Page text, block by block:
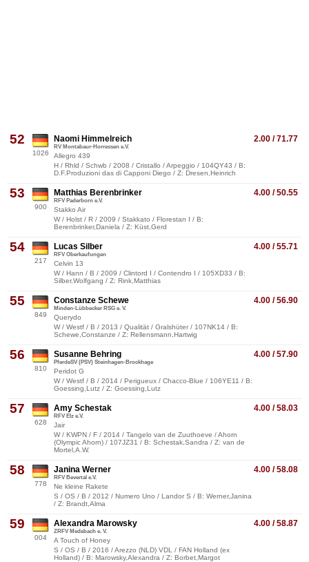
52
1026
2.00 / 71.77
Naomi Himmelreich
RV Montabaur-Horressen e.V.
Allegro 439
H / Rhld / Schwb / 2008 / Cristallo / Arpeggio / 104QY43 / B:
D.F.Produzioni das di Capponi Diego / Z: Dresen,Heinrich
53
900
4.00 / 50.55
Matthias Berenbrinker
RFV Paderborn e.V.
Stakko Air
W / Holst / R / 2009 / Stakkato / Florestan I / B:
Berenbrinker,Daniela / Z: Küst,Gerd
54
217
4.00 / 55.71
Lucas Silber
RFV Oberkaufungen
Celvin 13
W / Hann / B / 2009 / Clintord I / Contendro I / 105XD33 / B:
Silber,Wolfgang / Z: Rink,Matthias
55
849
4.00 / 56.90
Constanze Schewe
Minden-Lübbecker RSG e. V.
Querydo
W / Westf / B / 2013 / Qualität / Gralshüter / 107NK14 / B:
Schewe,Constanze / Z: Rellensmann,Hartwig
56
810
4.00 / 57.90
Susanne Behring
PferdeSV (PSV) Steinhagen-Brockhage
Peridot G
W / Westf / B / 2014 / Perigueux / Chacco-Blue / 106YE11 / B:
Goessing,Lutz / Z: Goessing,Lutz
57
628
4.00 / 58.03
Amy Schestak
RFV Elz e.V.
Jair
W / KWPN / F / 2014 / Tangelo van de Zuuthoeve / Ahorn
(Olympic Ahorn) / 107JZ31 / B: Schestak,Sandra / Z: van de
Mortel,A.W.
58
778
4.00 / 58.08
Janina Werner
RFV Bevertal e.V.
Ne kleine Rakete
S / OS / B / 2012 / Numero Uno / Landor S / B: Werner,Janina
/ Z: Brandt,Alma
59
004
4.00 / 58.87
Alexandra Marowsky
ZRFV Medebach e. V.
A Touch of Honey
S / OS / B / 2016 / Arezzo (NLD) VDL / FAN Holland (ex
Holland) / B: Marowsky,Alexandra / Z: Borbet,Margot